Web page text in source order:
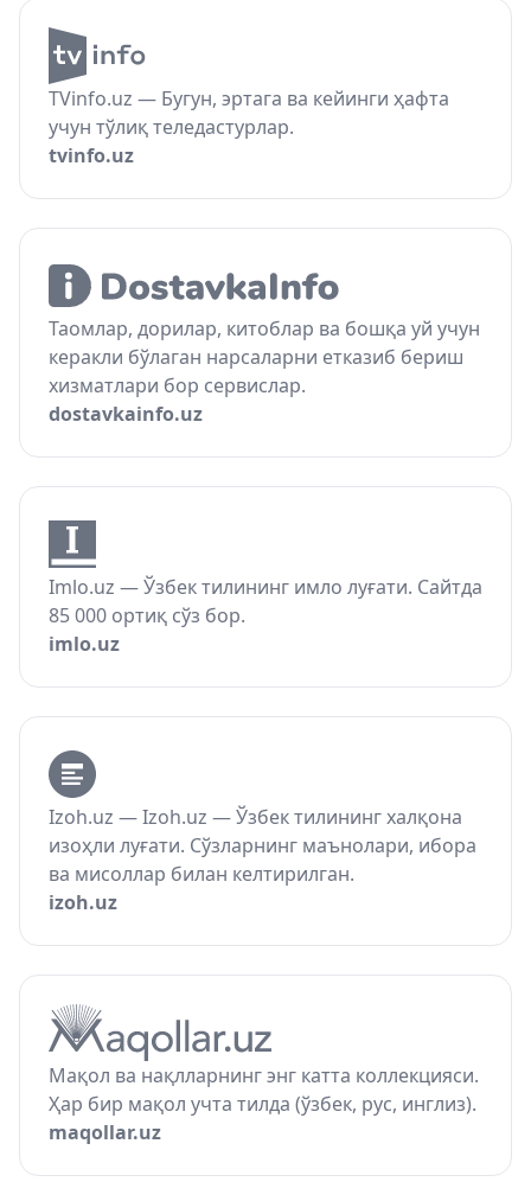
TVinfo.uz — Бугун, эртага ва кейинги ҳафта
учун тўлиқ теледастурлар.
tvinfo.uz
Таомлар, дорилар, китоблар ва бошқа уй учун
керакли бўлаган нарсаларни етказиб бериш
хизматлари бор сервислар.
dostavkainfo.uz
Imlo.uz — Ўзбек тилининг имло луғати. Сайтда
85 000 ортиқ сўз бор.
imlo.uz
Izoh.uz — Izoh.uz — Ўзбек тилининг халқона
изоҳли луғати. Сўзларнинг маънолари, ибора
ва мисоллар билан келтирилган.
izoh.uz
Мақол ва нақлларнинг энг катта коллекцияси.
Ҳар бир мақол учта тилда (ўзбек, рус, инглиз).
maqollar.uz